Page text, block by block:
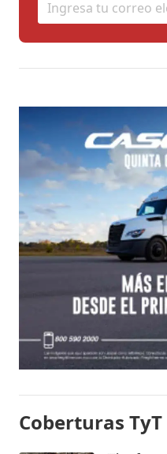
Coberturas TyT